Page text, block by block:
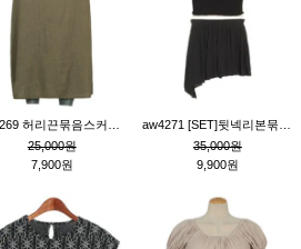
25,000원
7,900원
35,000원
9,900원